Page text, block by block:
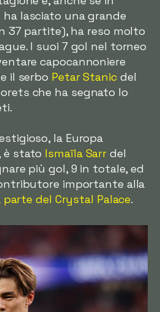
ha lasciato una grande
37 partite), ha reso molto
I suoi 7 gol nel torneo
capocannoniere
il serbo Petar Stanicdel
che ha segnato lo
la Europa
è stato Ismaïla Sarr del
più gol, 9 in totale, ed
importante alla
del Crystal Palace.